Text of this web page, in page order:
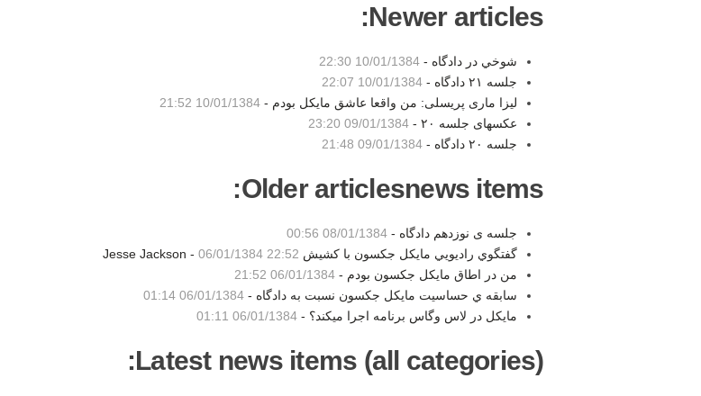
Newer articles:
شوخي در دادگاه -10/01/1384 22:30
جلسه ۲۱ دادگاه -
10/01/1384 22:07
لیزا ماری پریسلی: من واقعا عاشق مایکل بودم -10/01/1384 21:52
عکسهای جلسه ۲۰ -
09/01/1384 23:20
جلسه ۲۰ دادگاه -
09/01/1384 21:48
Older articlesnews items:
جلسه ی نوزدهم دادگاه -08/01/1384 00:56
گفتگوي راديويي مايكل جكسون با كشيش Jesse Jackson - 06/01/1384 22:52
من در اطاق مايكل جكسون بودم -06/01/1384 21:52
سابقه ي حساسيت مايكل جكسون نسبت به دادگاه -06/01/1384 01:14
مايكل در لاس وگاس برنامه اجرا ميكند؟ -06/01/1384 01:11
Latest news items (all categories):